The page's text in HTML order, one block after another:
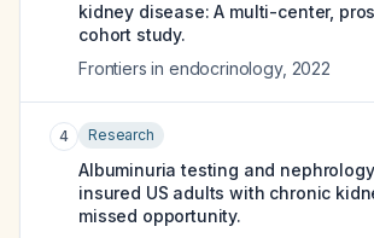
kidney disease: A multi-center,
cohort study.
Frontiers in endocrinology, 2022
4 Research
Albuminuria testing and
insured US adults with chronic
missed opportunity.